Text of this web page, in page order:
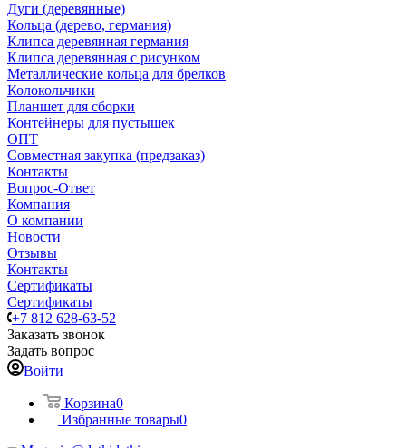
Дуги (деревянные)
Кольца (дерево, германия)
Клипса деревянная германия
Клипса деревянная с рисунком
Металлические кольца для брелков
Колокольчики
Планшет для сборки
Контейнеры для пустышек
ОПТ
Совместная закупка (предзаказ)
Контакты
Вопрос-Ответ
Компания
О компании
Новости
Отзывы
Контакты
Сертификаты
Сертификаты
+7 812 628-63-52
Заказать звонок
Задать вопрос
Войти
Корзина0
Избранные товары0